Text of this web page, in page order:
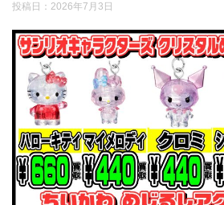
投稿日： 2026年7月3日